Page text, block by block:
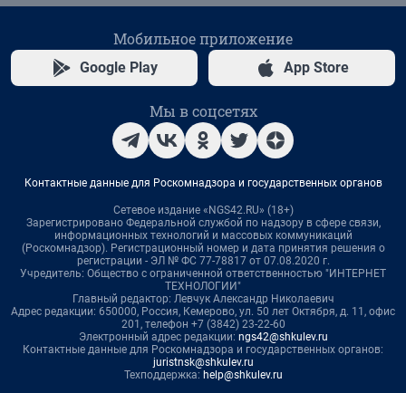
Мобильное приложение
Google Play App Store
Мы в соцсетях
Контактные данные для Роскомнадзора и государственных органов
Сетевое издание «NGS42.RU» (18+)
Зарегистрировано Федеральной службой по надзору в сфере связи,
информационных технологий и массовых коммуникаций
(Роскомнадзор). Регистрационный номер и дата принятия решения о
регистрации - ЭЛ № ФС 77-78817 от 07.08.2020 г.
Учредитель: Общество с ограниченной ответственностью "ИНТЕРНЕТ
ТЕХНОЛОГИИ"
Главный редактор: Левчук Александр Николаевич
Адрес редакции: 650000, Россия, Кемерово, ул. 50 лет Октября, д. 11, офис
201, телефон +7 (3842) 23-22-60
Электронный адрес редакции: ngs42@shkulev.ru
Контактные данные для Роскомнадзора и государственных органов:
juristnsk@shkulev.ru
Техподдержка: help@shkulev.ru